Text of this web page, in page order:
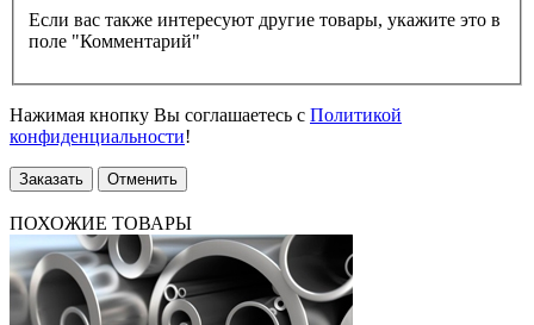
Если вас также интересуют другие товары, укажите это в
поле "Комментарий"
Нажимая кнопку Вы соглашаетесь с Политикой
конфиденциальности!
Заказать Отменить
ПОХОЖИЕ ТОВАРЫ